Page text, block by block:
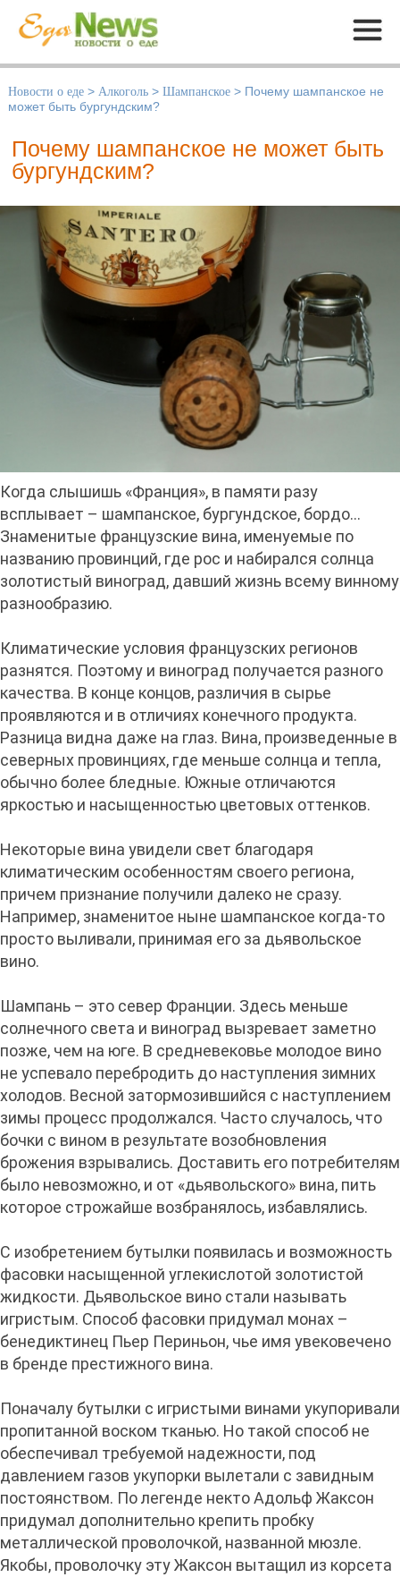
Меню
Новости о еде > Алкоголь > Шампанское > Почему шампанское не
может быть бургундским?
Почему шампанское не может быть
бургундским?
Когда слышишь «Франция», в памяти разу
всплывает – шампанское, бургундское, бордо...
Знаменитые французские вина, именуемые по
названию провинций, где рос и набирался солнца
золотистый виноград, давший жизнь всему винному
разнообразию.
Климатические условия французских регионов
разнятся. Поэтому и виноград получается разного
качества. В конце концов, различия в сырье
проявляются и в отличиях конечного продукта.
Разница видна даже на глаз. Вина, произведенные в
северных провинциях, где меньше солнца и тепла,
обычно более бледные. Южные отличаются
яркостью и насыщенностью цветовых оттенков.
Некоторые вина увидели свет благодаря
климатическим особенностям своего региона,
причем признание получили далеко не сразу.
Например, знаменитое ныне шампанское когда-то
просто выливали, принимая его за дьявольское
вино.
Шампань – это север Франции. Здесь меньше
солнечного света и виноград вызревает заметно
позже, чем на юге. В средневековье молодое вино
не успевало перебродить до наступления зимних
холодов. Весной затормозившийся с наступлением
зимы процесс продолжался. Часто случалось, что
бочки с вином в результате возобновления
брожения взрывались. Доставить его потребителям
было невозможно, и от «дьявольского» вина, пить
которое строжайше возбранялось, избавлялись.
С изобретением бутылки появилась и возможность
фасовки насыщенной углекислотой золотистой
жидкости. Дьявольское вино стали называть
игристым. Способ фасовки придумал монах –
бенедиктинец Пьер Периньон, чье имя увековечено
в бренде престижного вина.
Поначалу бутылки с игристыми винами укупоривали
пропитанной воском тканью. Но такой способ не
обеспечивал требуемой надежности, под
давлением газов укупорки вылетали с завидным
постоянством. По легенде некто Адольф Жаксон
придумал дополнительно крепить пробку
металлической проволочкой, названной мюзле.
Якобы, проволочку эту Жаксон вытащил из корсета